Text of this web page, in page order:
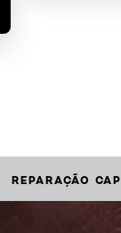
REPARAÇÃO